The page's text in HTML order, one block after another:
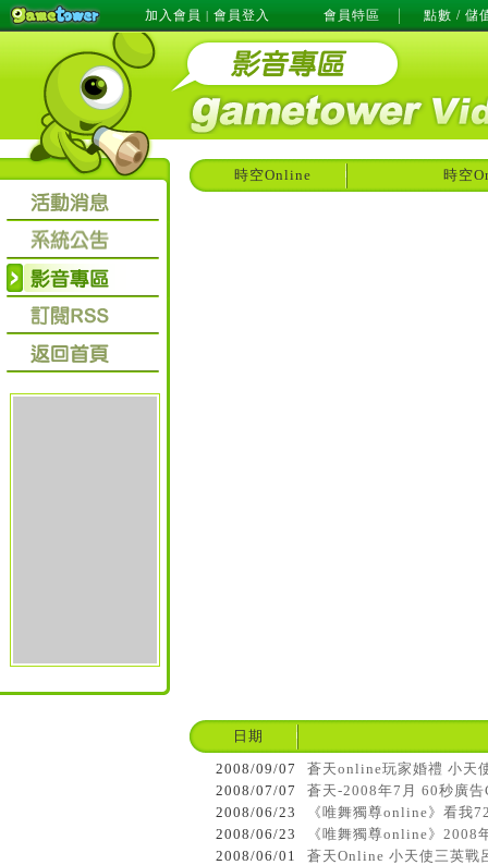
加入會員 | 會員登入 會員特區 點數 / 儲
時空Online 時空
日期
2008/09/07
蒼天online玩家婚禮 小天
2008/07/07
蒼天-2008年7月 60秒廣告
2008/06/23
《唯舞獨尊online》看我
2008/06/23
《唯舞獨尊online》2008
2008/06/01
蒼天Online 小天使三英戰